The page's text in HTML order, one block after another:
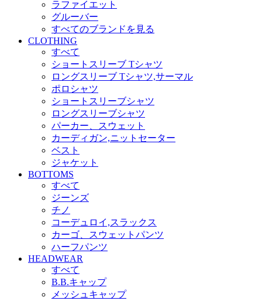
ラファイエット
グルーバー
すべてのブランドを見る
CLOTHING
すべて
ショートスリーブ Tシャツ
ロングスリーブ Tシャツ,サーマル
ポロシャツ
ショートスリーブシャツ
ロングスリーブシャツ
パーカー、スウェット
カーディガン,ニットセーター
ベスト
ジャケット
BOTTOMS
すべて
ジーンズ
チノ
コーデュロイ,スラックス
カーゴ、スウェットパンツ
ハーフパンツ
HEADWEAR
すべて
B.B.キャップ
メッシュキャップ